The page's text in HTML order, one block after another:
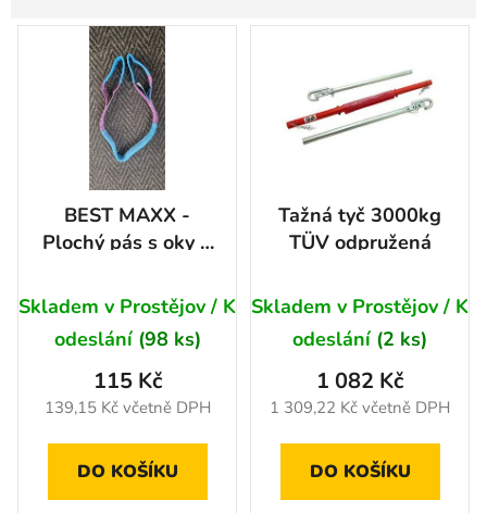
r
V
k
BEST MAXX -
Plochý pás s oky 1
uprostřed
Skladem v Prostějov / K
odeslání (98 ks)
139,15 Kč včetně DPH
115 Kč
DO KOŠÍKU
Tažná tyč 3000kg
TÜV odpružená
Skladem v Prostějov / K
odeslání (2 ks)
1 309,22 Kč včetně DPH
1 082 Kč
DO KOŠÍKU